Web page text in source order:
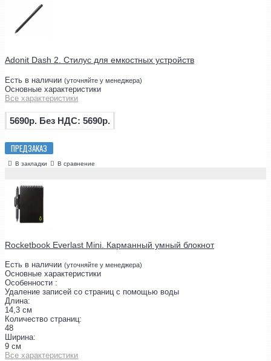
Adonit Dash 2. Стилус для емкостных устройств
Есть в наличии (уточняйте у менеджера)
Основные характеристики
Все характеристики
5690р. Без НДС: 5690р.
ПРЕДЗАКАЗ
В закладки В сравнение
Rocketbook Everlast Mini. Карманный умный блокнот
Есть в наличии (уточняйте у менеджера)
Основные характеристики
Особенности :
Удаление записей со страниц с помощью воды
Длина:
14,3 см
Количество страниц:
48
Ширина:
9 см
Все характеристики